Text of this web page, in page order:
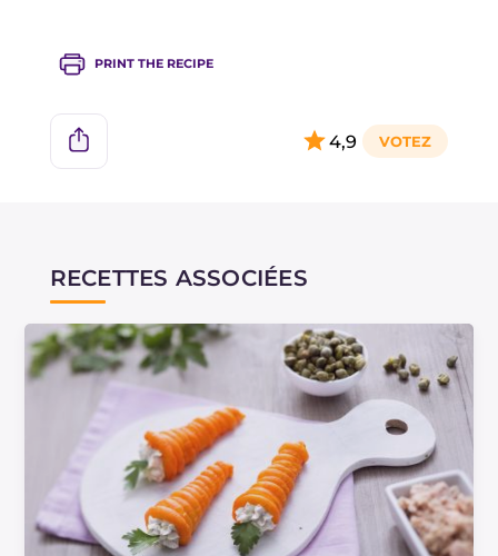
PRINT THE RECIPE
4,9
RECETTES ASSOCIÉES